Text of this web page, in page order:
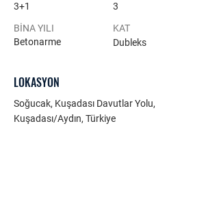
3+1
BİNA YILI
Betonarme
3
KAT
Dubleks
LOKASYON
Soğucak, Kuşadası Davutlar Yolu,
Kuşadası/Aydın, Türkiye